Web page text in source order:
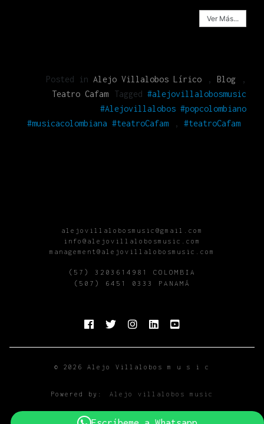
Ver Más...
Posted in Alejo Villalobos Lírico , Blog
,
Teatro Cafam
Tagged #alejovillalobosmusic
#Alejovillalobos #popcolombiano
#musicacolombiana #teatroCafam
, #teatroCafam
alejovillalobosmusic@gmail.com
info@alejovillalobosmusic.com
management@alejovillalobosmusic.com
(57) 3203614981 COLOMBIA
(507) 6451 0333 PANAMÁ
© 2026 Alejo Villalobos m u s i c
Powered by: Alejo villalobos music